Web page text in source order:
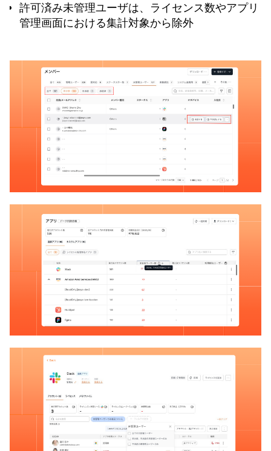
許可済み未管理ユーザは、ライセンス数やアプリ
管理画面における集計対象から除外